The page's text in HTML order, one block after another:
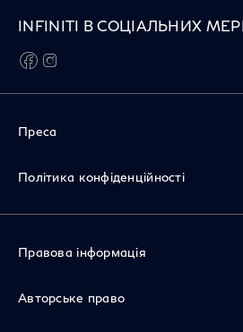
INFINITI В СОЦІАЛЬНИХ
facebook
Преса
Політика конфіденційності
Правова інформація
Авторське право